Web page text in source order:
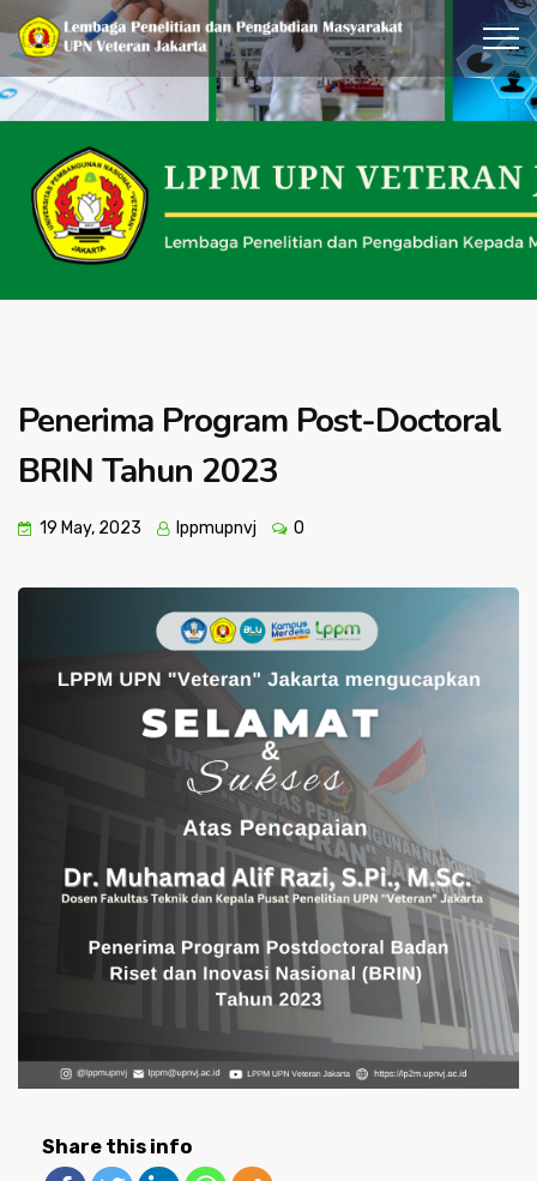
Penerima Program Post-Doctoral
BRIN Tahun 2023
19 May, 2023 lppmupnvj 0
Share this info